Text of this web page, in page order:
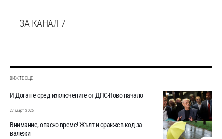
ЗА КАНАЛ 7
ВИЖТЕ ОЩЕ
И Доган е сред изключените от ДПС-Ново начало
27 март 2026
Внимание, опасно време! Жълт и оранжев код за
валежи